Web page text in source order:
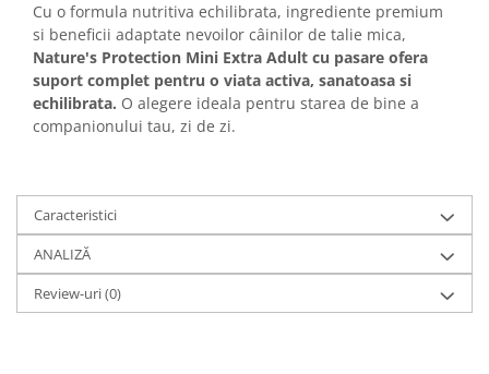
Cu o formula nutritiva echilibrata, ingrediente premium
si beneficii adaptate nevoilor câinilor de talie mica,
Nature's Protection Mini Extra Adult cu pasare ofera
suport complet pentru o viata activa, sanatoasa si
echilibrata. O alegere ideala pentru starea de bine a
companionului tau, zi de zi.
Caracteristici
ANALIZĂ
Review-uri(0)